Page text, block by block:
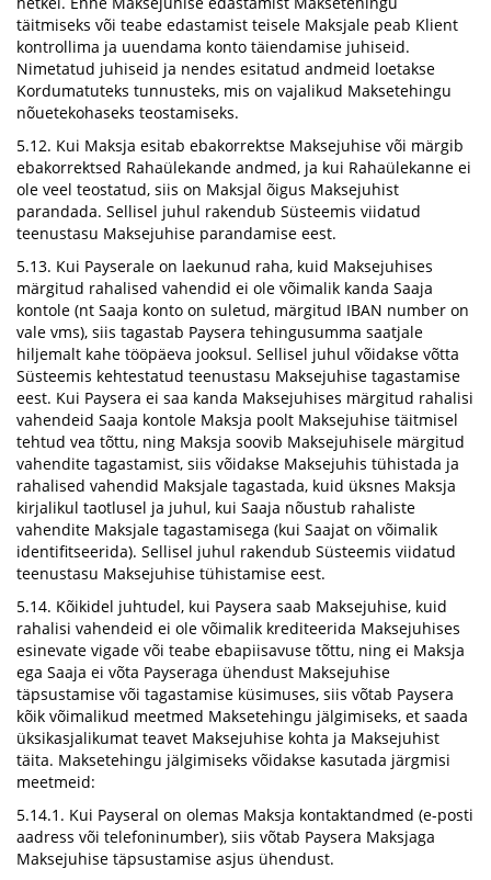
täitmiseks või teabe edastamist teisele Maksjale peab Klient
kontrollima ja uuendama konto täiendamise juhiseid.
Nimetatud juhiseid ja nendes esitatud andmeid loetakse
Kordumatuteks tunnusteks, mis on vajalikud Maksetehingu
nõuetekohaseks teostamiseks.
5.12. Kui Maksja esitab ebakorrektse Maksejuhise või märgib
ebakorrektsed Rahaülekande andmed, ja kui Rahaülekanne ei
ole veel teostatud, siis on Maksjal õigus Maksejuhist
parandada. Sellisel juhul rakendub Süsteemis viidatud
teenustasu Maksejuhise parandamise eest.
5.13. Kui Payserale on laekunud raha, kuid Maksejuhises
märgitud rahalised vahendid ei ole võimalik kanda Saaja
kontole (nt Saaja konto on suletud, märgitud IBAN number on
vale vms), siis tagastab Paysera tehingusumma saatjale
hiljemalt kahe tööpäeva jooksul. Sellisel juhul võidakse võtta
Süsteemis kehtestatud teenustasu Maksejuhise tagastamise
eest. Kui Paysera ei saa kanda Maksejuhises märgitud rahalisi
vahendeid Saaja kontole Maksja poolt Maksejuhise täitmisel
tehtud vea tõttu, ning Maksja soovib Maksejuhisele märgitud
vahendite tagastamist, siis võidakse Maksejuhis tühistada ja
rahalised vahendid Maksjale tagastada, kuid üksnes Maksja
kirjalikul taotlusel ja juhul, kui Saaja nõustub rahaliste
vahendite Maksjale tagastamisega (kui Saajat on võimalik
identifitseerida). Sellisel juhul rakendub Süsteemis viidatud
teenustasu Maksejuhise tühistamise eest.
5.14. Kõikidel juhtudel, kui Paysera saab Maksejuhise, kuid
rahalisi vahendeid ei ole võimalik krediteerida Maksejuhises
esinevate vigade või teabe ebapiisavuse tõttu, ning ei Maksja
ega Saaja ei võta Payseraga ühendust Maksejuhise
täpsustamise või tagastamise küsimuses, siis võtab Paysera
kõik võimalikud meetmed Maksetehingu jälgimiseks, et saada
üksikasjalikumat teavet Maksejuhise kohta ja Maksejuhist
täita. Maksetehingu jälgimiseks võidakse kasutada järgmisi
meetmeid:
5.14.1. Kui Payseral on olemas Maksja kontaktandmed (e-posti
aadress või telefoninumber), siis võtab Paysera Maksjaga
Maksejuhise täpsustamise asjus ühendust.